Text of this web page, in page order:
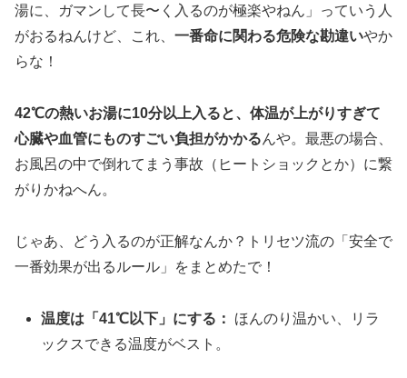
湯に、ガマンして長〜く入るのが極楽やねん」っていう人
がおるねんけど、これ、 一番命に関わる危険な勘違いやか
らな！
42℃の熱いお湯に10分以上入ると、体温が上がりすぎて
心臓や血管にものすごい負担がかかるんや。最悪の場合、
お風呂の中で倒れてまう事故（ヒートショックとか）に繋
がりかねへん。
じゃあ、どう入るのが正解なんか？トリセツ流の「安全で
一番効果が出るルール」をまとめたで！
温度は「41℃以下」にする：
ほんのり温かい、リラ
ックスできる温度がベスト。